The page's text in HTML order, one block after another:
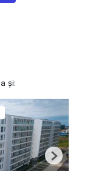
și:
Next